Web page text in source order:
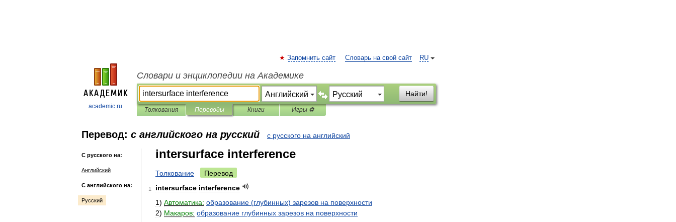
academic.ru
RU
Запомнить сайт Словарь на свой сайт
Словари и энциклопедии на Академике
Найти!
Толкования Переводы Книги Игры ⚽
Перевод: с английского на русский с русского на английский
С русского на:
Английский
С английского на:
Русский
intersurface interference
Толкование Перевод
1 intersurface interference
1) Автоматика: образование (глубинных) зарезов на поверхности
2) Макаров: образование глубинных зарезов на поверхности